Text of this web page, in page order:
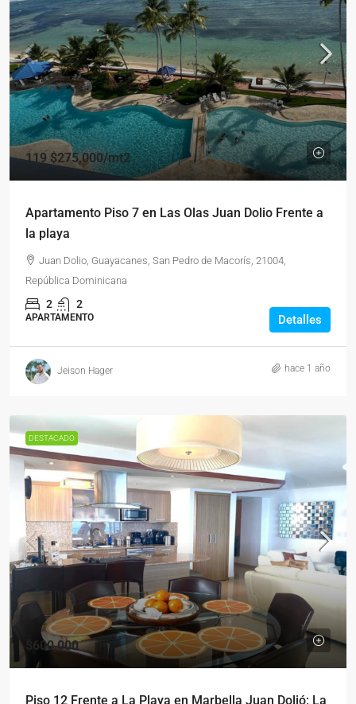
119 $275,000/mt2
Apartamento Piso 7 en Las Olas Juan Dolio Frente a
la playa
Juan Dolio, Guayacanes, San Pedro de Macorís, 21004,
República Dominicana
2 2
APARTAMENTO Detalles
Jeison Hager hace 1 año
DESTACADO
$600,000
Piso 12 Frente a La Playa en Marbella Juan Dolió; La